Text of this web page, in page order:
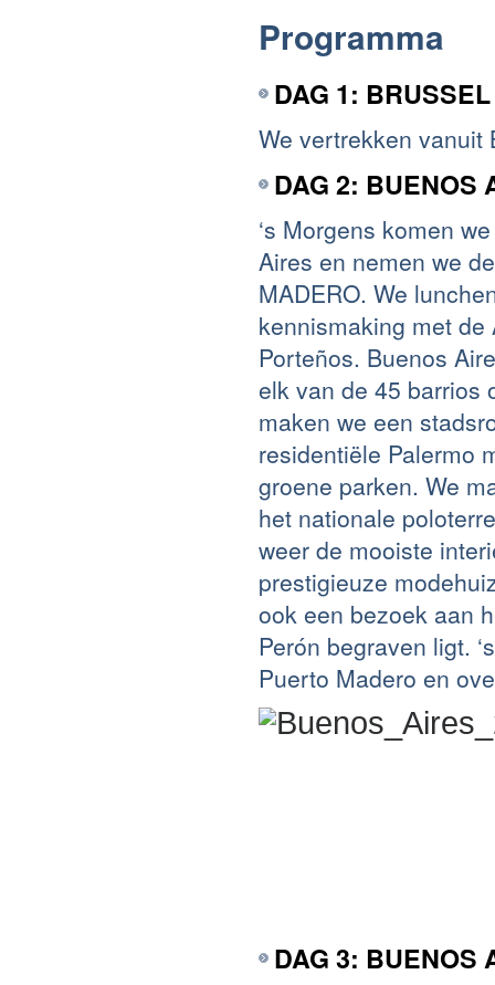
Programma
DAG 1:
We vertrekken
DAG 2: BUENOS
‘s Morgens komen
Aires en nemen we
MADERO. We
kennismaking met
Porteños. Buenos
elk van de 45 barrios
maken we een
residentiële Palermo
groene parken. We
het nationale
weer de mooiste
prestigieuze
ook een bezoek aan
Perón begraven ligt.
Puerto Madero en
DAG 3: BUENOS